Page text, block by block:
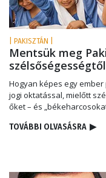
| PAKISZTÁN |
Mentsük meg
szélsőségességtől
Hogyan képes egy
jogi oktatással, mielőtt
őket – és
TOVÁBBI OLVASÁSRA ▶